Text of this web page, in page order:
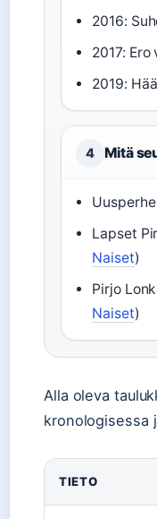
2016:
2017:
2019:
4 Mitä
Lapset
Naiset)
Pirjo
Naiset)
Alla oleva
kronologisessa
TIETO